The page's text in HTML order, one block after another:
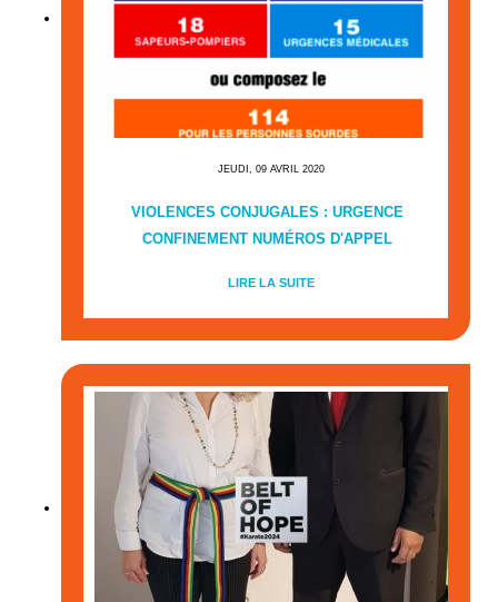
JEUDI, 09 AVRIL 2020
VIOLENCES CONJUGALES : URGENCE
CONFINEMENT NUMÉROS D'APPEL
LIRE LA SUITE